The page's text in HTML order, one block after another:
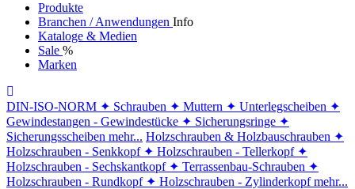
Produkte
Branchen / Anwendungen Info
Kataloge & Medien
Sale %
Marken
DIN-ISO-NORM ✦ Schrauben ✦ Muttern ✦ Unterlegscheiben ✦
Gewindestangen - Gewindestücke ✦ Sicherungsringe ✦
Sicherungsscheiben mehr... Holzschrauben & Holzbauschrauben ✦
Holzschrauben - Senkkopf ✦ Holzschrauben - Tellerkopf ✦
Holzschrauben - Sechskantkopf ✦ Terrassenbau-Schrauben ✦
Holzschrauben - Rundkopf ✦ Holzschrauben - Zylinderkopf mehr...